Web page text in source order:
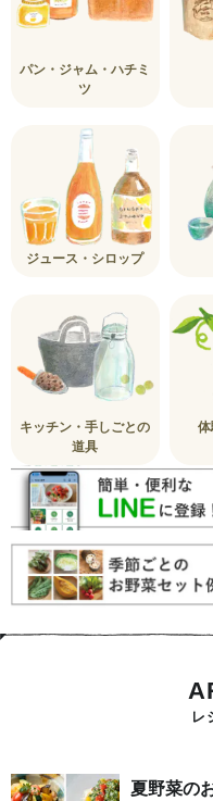
パン・ジャム・ハチミ
ツ
ジュース・シロップ
キッチン・手しごとの
道具
体
レ
夏野菜の